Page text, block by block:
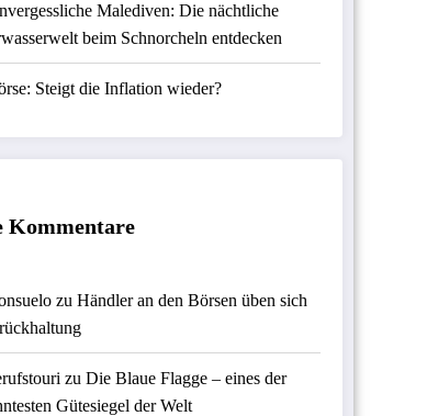
Malediven: Die nächtliche
beim Schnorcheln entdecken
Steigt die Inflation wieder?
Kommentare
zu Händler an den Börsen üben sich
zu Die Blaue Flagge – eines der
Gütesiegel der Welt